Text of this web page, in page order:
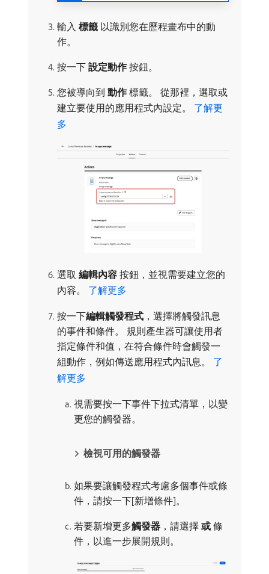
輸入​ 標籤 ​以識別您在歷程畫布中的動
作。
按一下​ 設定動作​按鈕。
您被導向到​ 動作​標籤。 從那裡，選取或
建立要使用的應用程式內設定。 了解更
多
選取​ 編輯內容 ​按鈕，並視需要建立您的
內容。 了解更多
按一下​編輯觸發程式 ，選擇將觸發訊息
的事件和條件。 規則產生器可讓使用者
指定條件和值，在符合條件時會觸發一
組動作，例如傳送應用程式內訊息。 了
解更多
視需要按一下事件下拉式清單，以變
更您的觸發器。
檢視可用的觸發器
如果要讓觸發程式考慮多個事件或條
件，請按一下[新增條件]。
若要新增更多​觸發器 ，請選擇​ 或 ​條
件，以進一步展開規則。